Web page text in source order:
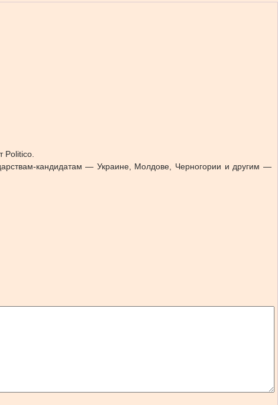
Politico.
кандидатам — Украине, Молдове, Черногории и другим —